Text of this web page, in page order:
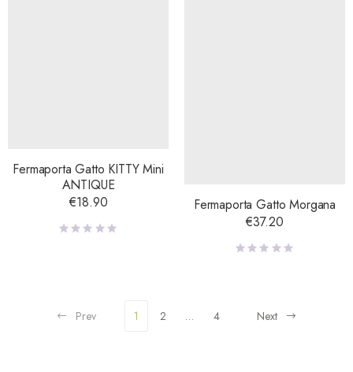
Fermaporta Gatto KITTY Mini
ANTIQUE
€18.90
Fermaporta Gatto Morgana
€37.20
Prev 1 2 … 4 Next